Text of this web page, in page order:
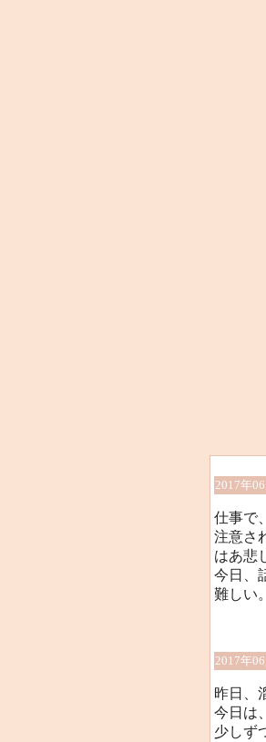
2017年
仕事で
注意さ
はあ悲
今日、
難しい。
2017年
昨日、
今日は
少しず